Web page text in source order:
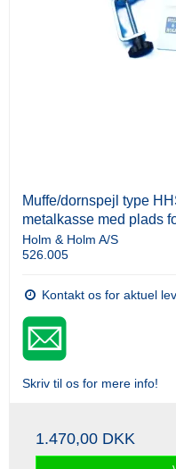
Muffe/dornspejl type
metalkasse med plads
Holm & Holm A/S
526.005
Kontakt os for aktuel
Skriv til os for mere info!
1.470,00 DKK